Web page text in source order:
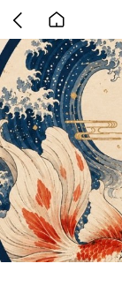
back
to
home